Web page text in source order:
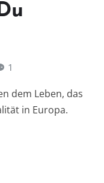
1
dem Leben, das
in Europa.